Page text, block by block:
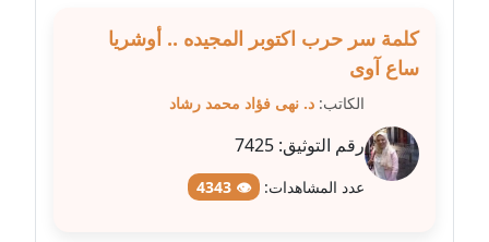
مدونة عبد الوهاب بدر
عاملة
مدونة عبير بسيوني
عاملة
كلمة سر حرب اكتوبر المجيده .. أوشريا
ساع آوى
الكاتب: د. نهى فؤاد محمد رشاد
رقم التوثيق: 7425
عدد المشاهدات: 👁 4343